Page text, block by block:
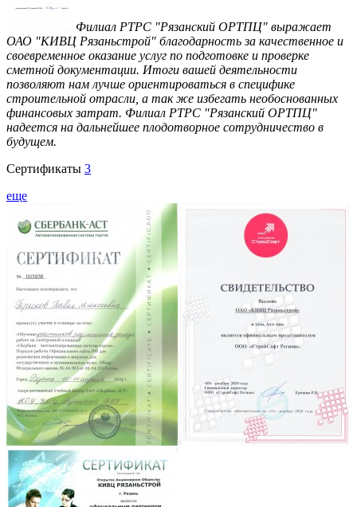
Филиал РТРС "Рязанский ОРТПЦ" выражает
ОАО "КИВЦ Рязаньстрой" благодарность за качественное и
своевременное оказание услуг по подготовке и проверке
сметной документации. Итоги вашей деятельности
позволяют нам лучше ориентироваться в специфике
строительной отрасли, а так же избегать необоснованных
финансовых затрат. Филиал РТРС "Рязанский ОРТПЦ"
надеется на дальнейшее плодотворное сотрудничество в
будущем.
Сертификаты 3
еще